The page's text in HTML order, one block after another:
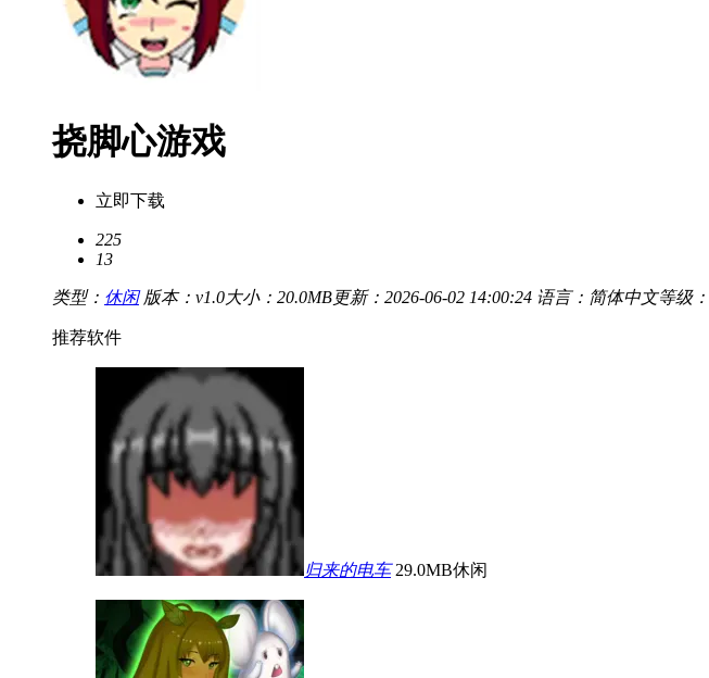
挠脚心游戏
立即下载
225
13
类型： 休闲 版本：v1.0大小：20.0MB更新：2026-06-02 14:00:24 语言：简体中文等级：
推荐软件
归来的电车 29.0MB休闲